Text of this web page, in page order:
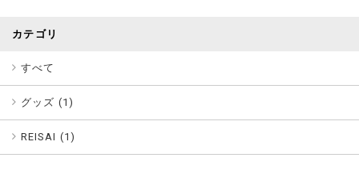
カテゴリ
すべて
グッズ (1)
REISAI (1)